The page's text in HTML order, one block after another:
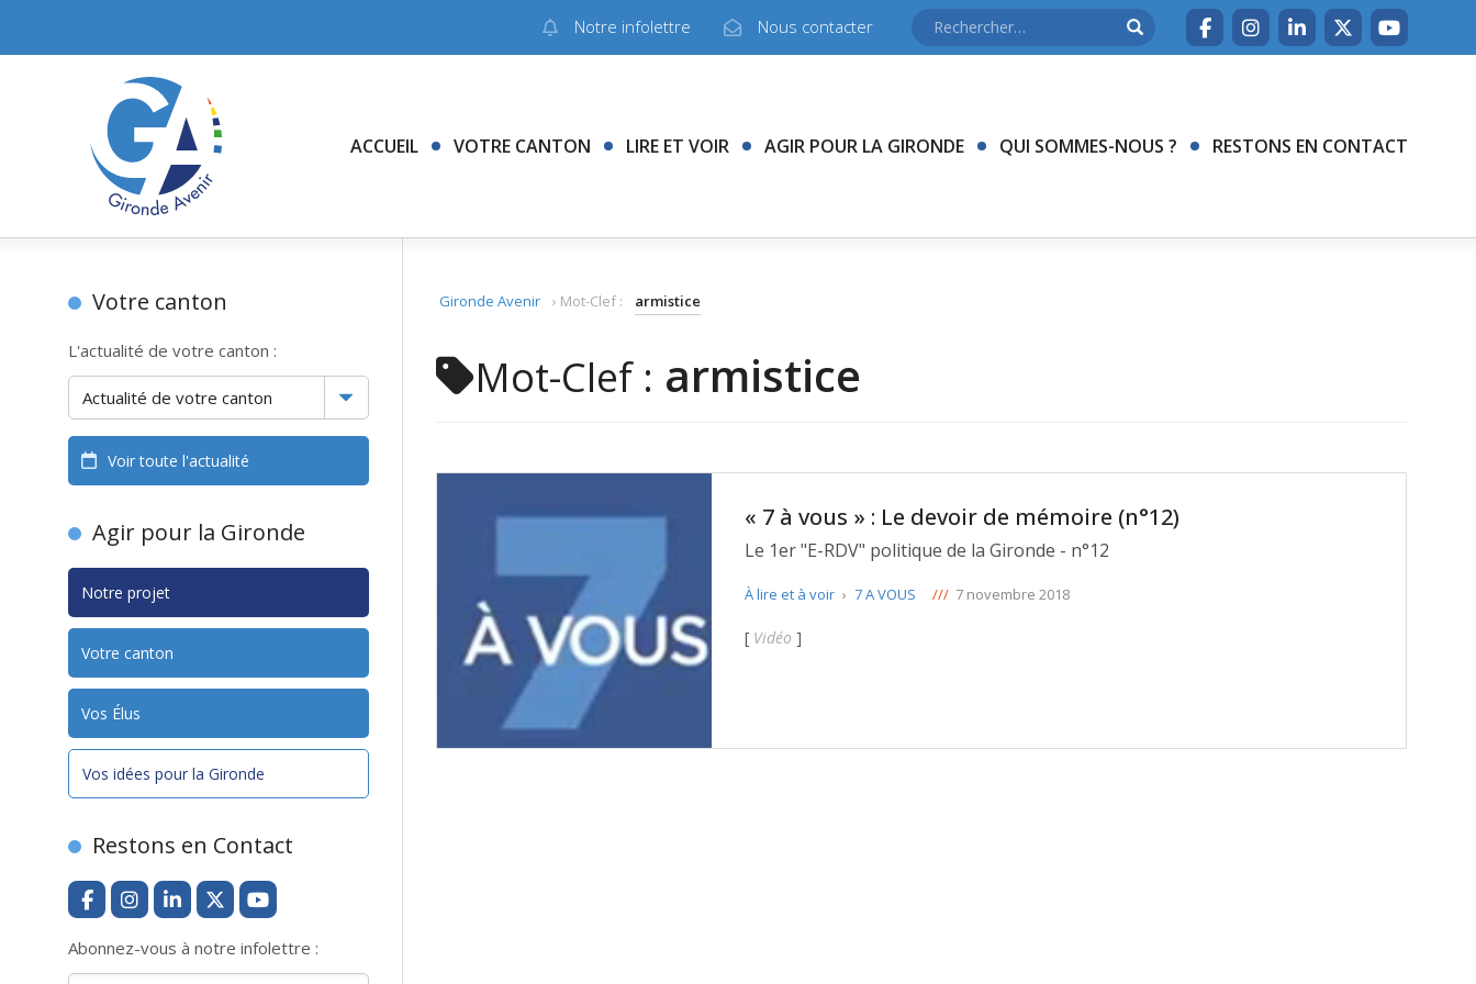
Notre infolettre Nous contacter
ACCUEIL VOTRE CANTON LIRE ET VOIR AGIR POUR LA GIRONDE QUI SOMMES-NOUS ? RESTONS EN CONTACT
Gironde Avenir › Mot-Clef : armistice
Mot-Clef : armistice
« 7 à vous » : Le devoir de mémoire (n°12)
Le 1er "E-RDV" politique de la Gironde - n°12
À lire et à voir › 7 A VOUS /// 7 novembre 2018
[ Vidéo ]
Votre canton
L'actualité de votre canton :
Voir toute l'actualité
Agir pour la Gironde
Notre projet
Votre canton
Vos Élus
Vos idées pour la Gironde
Restons en Contact
Abonnez-vous à notre infolettre :